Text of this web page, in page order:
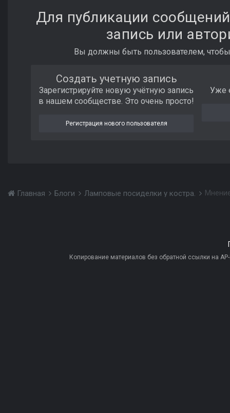
Для публикации
запись или
Вы должны быть пользователем,
Создать учетную запись
Зарегистрируйте новую учётную запись
в нашем сообществе. Это очень просто!
Регистрация нового пользователя
Уже
Главная Блоги Ламповые посиделки у костра.
Копирование материалов без обратной ссылки на